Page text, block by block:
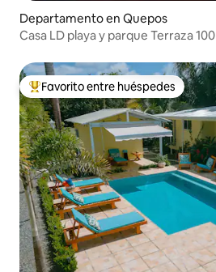
Departamento en Quepos
Casa LD playa y parque Terraza
Favorito entre los huéspedes más
Favorito entre huéspedes